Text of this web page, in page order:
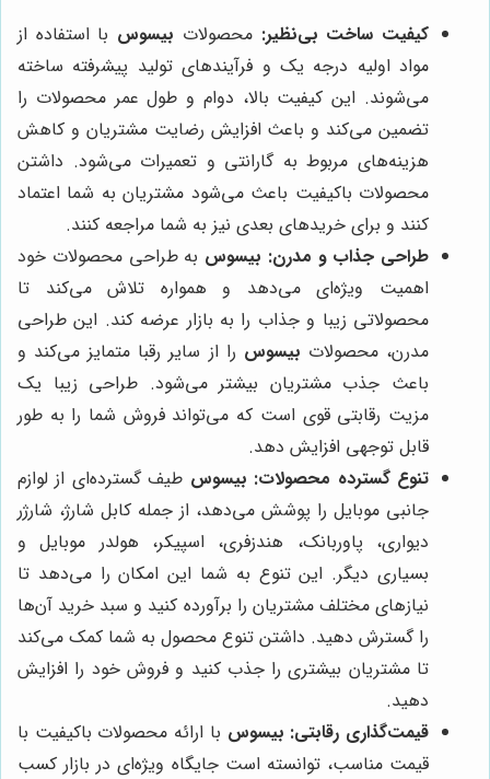
کیفیت ساخت بی‌نظیر: محصولات بیسوس با استفاده از
مواد اولیه درجه یک و فرآیندهای تولید پیشرفته ساخته
می‌شوند. این کیفیت بالا، دوام و طول عمر محصولات را
تضمین می‌کند و باعث افزایش رضایت مشتریان و کاهش
هزینه‌های مربوط به گارانتی و تعمیرات می‌شود. داشتن
محصولات باکیفیت باعث می‌شود مشتریان به شما اعتماد
کنند و برای خریدهای بعدی نیز به شما مراجعه کنند.
طراحی جذاب و مدرن: بیسوس به طراحی محصولات خود
اهمیت ویژه‌ای می‌دهد و همواره تلاش می‌کند تا
محصولاتی زیبا و جذاب را به بازار عرضه کند. این طراحی
مدرن، محصولات بیسوس را از سایر رقبا متمایز می‌کند و
باعث جذب مشتریان بیشتر می‌شود. طراحی زیبا یک
مزیت رقابتی قوی است که می‌تواند فروش شما را به طور
قابل توجهی افزایش دهد.
تنوع گسترده محصولات: بیسوس طیف گسترده‌ای از لوازم
جانبی موبایل را پوشش می‌دهد، از جمله کابل شارژ، شارژر
دیواری، پاوربانک، هندزفری، اسپیکر، هولدر موبایل و
بسیاری دیگر. این تنوع به شما این امکان را می‌دهد تا
نیازهای مختلف مشتریان را برآورده کنید و سبد خرید آن‌ها
را گسترش دهید. داشتن تنوع محصول به شما کمک می‌کند
تا مشتریان بیشتری را جذب کنید و فروش خود را افزایش
دهید.
قیمت‌گذاری رقابتی: بیسوس با ارائه محصولات باکیفیت با
قیمت مناسب، توانسته است جایگاه ویژه‌ای در بازار کسب